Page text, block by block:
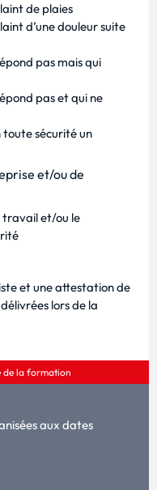
de plaies
d’une douleur suite
pas mais qui
pas et qui ne
sécurité un
et/ou de
travail et/ou le
et une attestation de
lors de la
de la formation
aux dates